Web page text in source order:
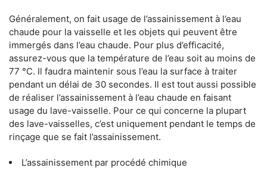
Généralement, on fait usage de l’assainissement à l’eau
chaude pour la vaisselle et les objets qui peuvent être
immergés dans l’eau chaude. Pour plus d’efficacité,
assurez-vous que la température de l’eau soit au moins de
77 °C. Il faudra maintenir sous l’eau la surface à traiter
pendant un délai de 30 secondes. Il est tout aussi possible
de réaliser l’assainissement à l’eau chaude en faisant
usage du lave-vaisselle. Pour ce qui concerne la plupart
des lave-vaisselles, c’est uniquement pendant le temps de
rinçage que se fait l’assainissement.
L’assainissement par procédé chimique